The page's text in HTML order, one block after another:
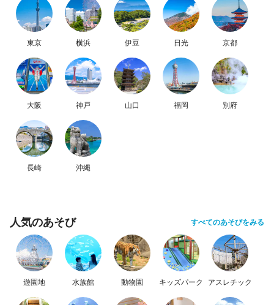
東京 横浜 伊豆 日光 京都
大阪 神戸 山口 福岡 別府
長崎 沖縄
人気のあそび すべてのあそびをみる
遊園地 水族館 動物園 キッズパーク アスレチック